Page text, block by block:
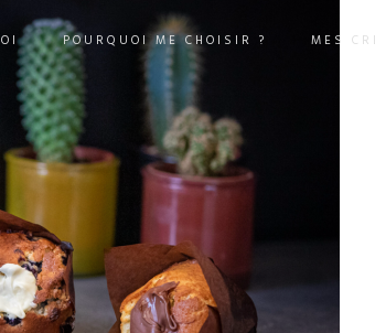
POURQUOI ME CHOISIR ? MES